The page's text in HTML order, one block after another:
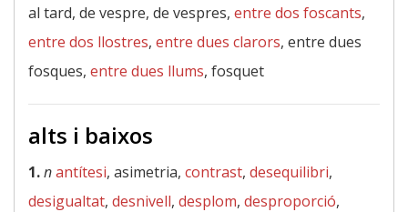
al tard, de vespre, de vespres, entre dos foscants,
entre dos llostres, entre dues clarors, entre dues
fosques, entre dues llums, fosquet
alts i baixos
1.nantítesi, asimetria, contrast, desequilibri,
desigualtat, desnivell, desplom, desproporció,